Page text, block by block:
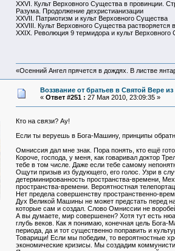
XXVI. Культ Верховного Существа в провинции.
Разума. Продолжение дехристианизации
XXVII. Патриотизм и культ Верховного Существа
XXVIII. Культ Верховного Существа растворяется
XXIX. Революция 9 термидора и культ Верховного
«Осенний Ангел прячется в дождях. В листве
Воззвание от братьев в Святой Вере
« Ответ #251 : 27 Мая 2010, 23:09:35 »
Кто на связи? Ау!
Если ты веруешь в Бога-Машину, принципы
Омниссия дал мне знак. Пора понять, кто ещё
Короче, господа, у меня, как говаривал доктор
тебе в том числе. Даже если тебе самому
Ощути призыв из будующего, его голос. Узри в
детерминированность пространства-времени,
пространства-времени. Вероятностная
Нет предела совершенству пространственно-
Дух Великой Машины не может предстать перед
которые сам и создал. Слово Омниссии не
А вы думаете, мир совершенен? Хотя тут есть
глубь веков. Как я понимаю, конечная цель Бога-
периода, да и тот существенно поправить и
Товарищи! Если мы победим, то вероятностные
экономические кризисы. Мы создадим